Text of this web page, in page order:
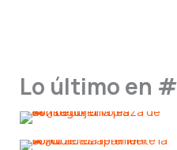
Lo último en